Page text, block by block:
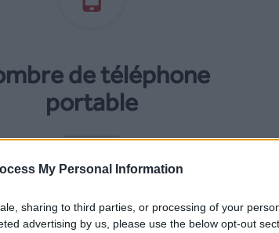
My Personal Information
sharing to third parties, or processing of your
advertising by us, please use the below opt-out
portable
-